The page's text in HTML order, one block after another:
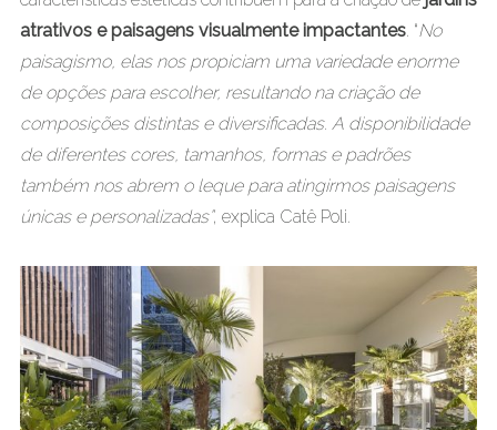
atrativos e paisagens visualmente impactantes. “No
paisagismo, elas nos propiciam uma variedade enorme
de opções para escolher, resultando na criação de
composições distintas e diversificadas. A disponibilidade
de diferentes cores, tamanhos, formas e padrões
também nos abrem o leque para atingirmos paisagens
únicas e personalizadas”, explica Catê Poli.